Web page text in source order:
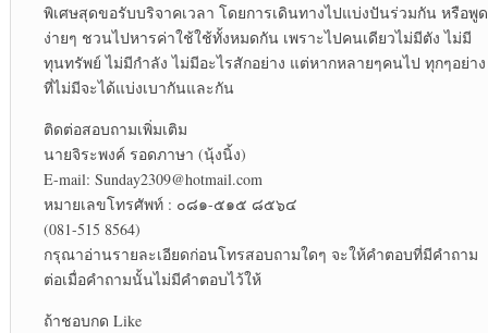
พิเศษสุดขอรับบริจาคเวลา โดยการเดินทางไปแบ่งปันร่วมกัน หรือพูด
ง่ายๆ ชวนไปหารค่าใช้ใช้ทั้งหมดกัน เพราะไปคนเดียวไม่มีตัง ไม่มี
ทุนทรัพย์ ไม่มีกำลัง ไม่มีอะไรสักอย่าง แต่หากหลายๆคนไป ทุกๆอย่าง
ที่ไม่มีจะได้แบ่งเบากันและกัน
ติดต่อสอบถามเพิ่มเติม
นายจิระพงค์ รอดภาษา (นุ้งนิ้ง)
E-mail: Sunday2309@hotmail.com
หมายเลขโทรศัพท์ : ๐๘๑-๕๑๕ ๘๕๖๔
(081-515 8564)
กรุณาอ่านรายละเอียดก่อนโทรสอบถามใดๆ จะให้คำตอบที่มีคำถาม
ต่อเมื่อคำถามนั้นไม่มีคำตอบไว้ให้
ถ้าชอบกด Like